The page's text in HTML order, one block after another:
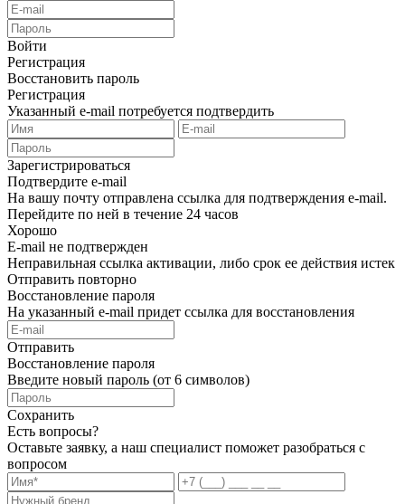
Войти
Регистрация
Восстановить пароль
Регистрация
Указанный e-mail потребуется подтвердить
Зарегистрироваться
Подтвердите e-mail
На вашу почту отправлена ссылка для подтверждения e-mail.
Перейдите по ней в течение 24 часов
Хорошо
E-mail не подтвержден
Неправильная ссылка активации, либо срок ее действия истек
Отправить повторно
Восстановление пароля
На указанный e-mail придет ссылка для восстановления
Отправить
Восстановление пароля
Введите новый пароль (от 6 символов)
Сохранить
Есть вопросы?
Оставьте заявку, а наш специалист поможет разобраться с
вопросом